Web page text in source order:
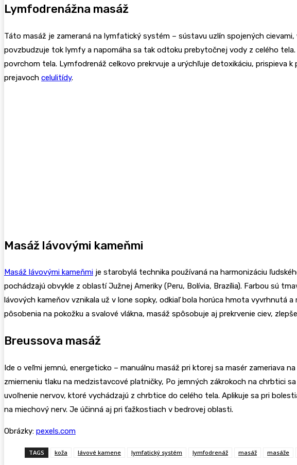
Lymfodrenážna masáž
Táto masáž je zameraná na lymfatický systém – sústavu uzlín spojených
povzbudzuje tok lymfy a napomáha sa tak odtoku prebytočnej vody z celého
povrchom tela. Lymfodrenáž celkovo prekrvuje a urýchľuje detoxikáciu, prispieva
prejavoch celulitídy.
Masáž lávovými kameňmi
Masáž lávovými kameňmi je starobylá technika používaná na harmonizáciu
pochádzajú obvykle z oblastí Južnej Ameriky (Peru, Bolívia, Brazília). Farbou sú
lávových kameňov vznikala už v lone sopky, odkiaľ bola horúca hmota vyvrhnutá
pôsobenia na pokožku a svalové vlákna, masáž spôsobuje aj prekrvenie ciev,
Breussova masáž
Ide o veľmi jemnú, energeticko – manuálnu masáž pri ktorej sa masér zameriava
zmierneniu tlaku na medzistavcové platničky, Po jemných zákrokoch na chrbtici
uvoľnenie nervov, ktoré vychádzajú z chrbtice do celého tela. Aplikuje sa pri
na miechový nerv. Je účinná aj pri ťažkostiach v bedrovej oblasti.
Obrázky: pexels.com
TAGS koža lávové kamene lymfatický systém lymfodrenáž masáž masáže